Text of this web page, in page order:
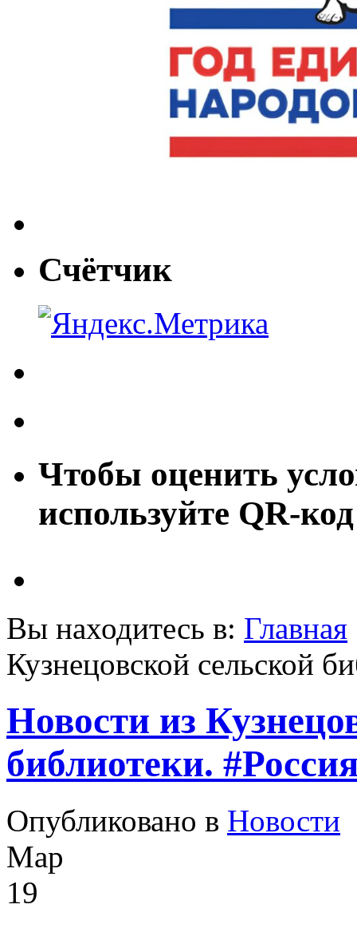
Счётчик
Чтобы оценить
используйте QR-код
Вы находитесь в: Главная
Кузнецовской сельской
Новости из
библиотеки.
Опубликовано в Новости
Мар
19